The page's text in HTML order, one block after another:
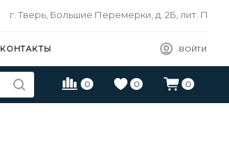
г. Тверь, Большие Перемерки, д. 2Б, лит. П
ВОЙТИ
КОНТАКТЫ
0 0 0